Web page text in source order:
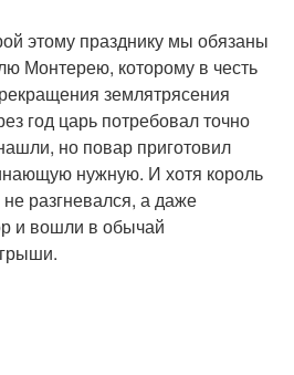
этому празднику мы обязаны
Монтерею, которому в честь
землятрясения
год царь потребовал точно
но повар приготовил
нужную. И хотя король
разгневался, а даже
и вошли в обычай